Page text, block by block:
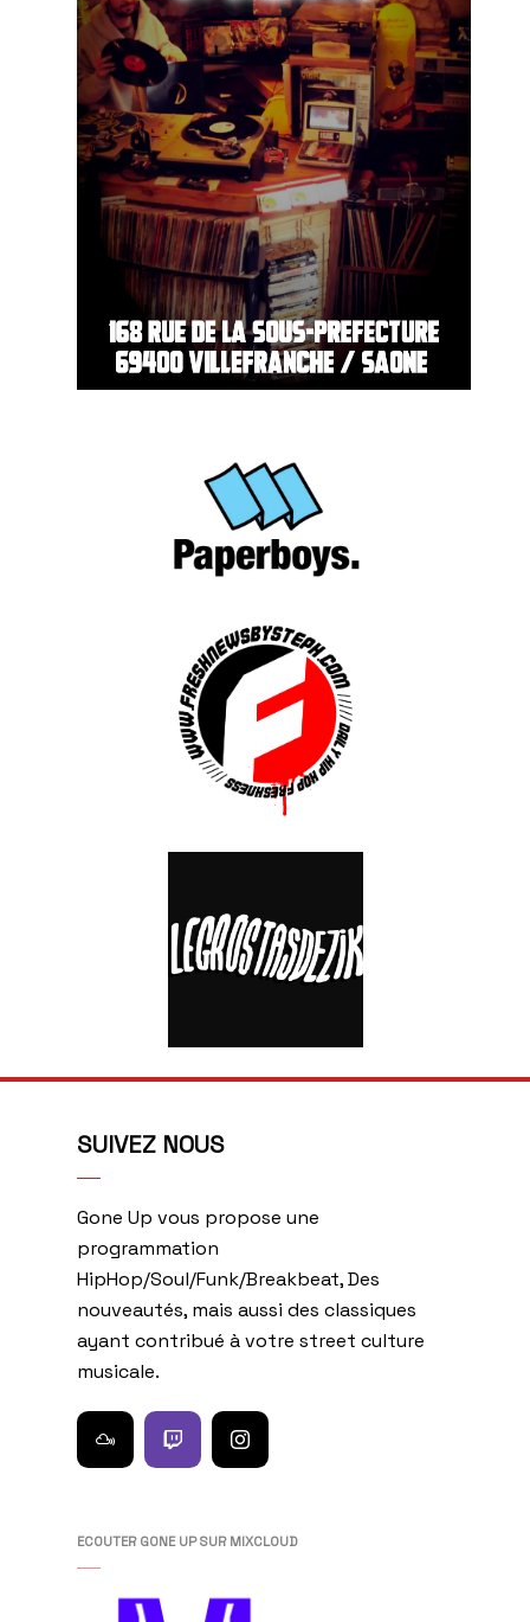
SUIVEZ NOUS
Gone Up vous propose une
programmation
HipHop/Soul/Funk/Breakbeat, Des
nouveautés, mais aussi des classiques
ayant contribué à votre street culture
musicale.
ECOUTER GONE UP SUR MIXCLOUD